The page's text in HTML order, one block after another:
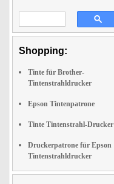
Shopping:
Tinte für Brother-
Tintenstrahldrucker
Epson Tintenpatrone
Tinte Tintenstrahl-Drucker
Druckerpatrone für Epson
Tintenstrahldrucker